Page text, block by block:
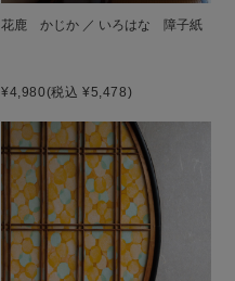
花鹿 かじか ／ いろはな 障子紙
¥4,980(税込 ¥5,478)